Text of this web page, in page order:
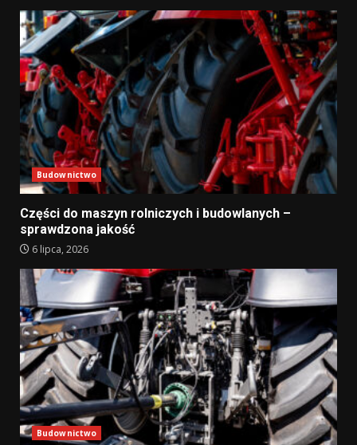
Budownictwo
Części do maszyn rolniczych i budowlanych –
sprawdzona jakość
6 lipca, 2026
Budownictwo